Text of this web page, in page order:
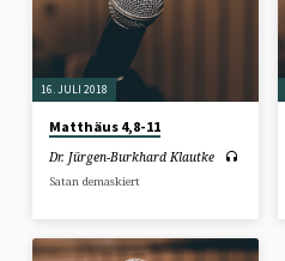
16. JULI 2018
Matthäus 4,8-11
Dr. Jürgen-Burkhard Klautke
Satan demaskiert